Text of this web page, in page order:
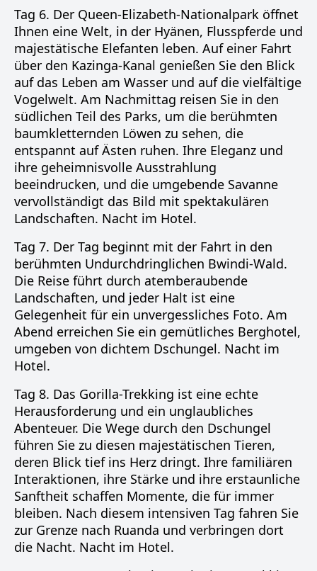
Tag 6. Der Queen-Elizabeth-Nationalpark öffnet
Ihnen eine Welt, in der Hyänen, Flusspferde und
majestätische Elefanten leben. Auf einer Fahrt
über den Kazinga-Kanal genießen Sie den Blick
auf das Leben am Wasser und auf die vielfältige
Vogelwelt. Am Nachmittag reisen Sie in den
südlichen Teil des Parks, um die berühmten
baumkletternden Löwen zu sehen, die
entspannt auf Ästen ruhen. Ihre Eleganz und
ihre geheimnisvolle Ausstrahlung
beeindrucken, und die umgebende Savanne
vervollständigt das Bild mit spektakulären
Landschaften. Nacht im Hotel.
Tag 7. Der Tag beginnt mit der Fahrt in den
berühmten Undurchdringlichen Bwindi-Wald.
Die Reise führt durch atemberaubende
Landschaften, und jeder Halt ist eine
Gelegenheit für ein unvergessliches Foto. Am
Abend erreichen Sie ein gemütliches Berghotel,
umgeben von dichtem Dschungel. Nacht im
Hotel.
Tag 8. Das Gorilla-Trekking ist eine echte
Herausforderung und ein unglaubliches
Abenteuer. Die Wege durch den Dschungel
führen Sie zu diesen majestätischen Tieren,
deren Blick tief ins Herz dringt. Ihre familiären
Interaktionen, ihre Stärke und ihre erstaunliche
Sanftheit schaffen Momente, die für immer
bleiben. Nach diesem intensiven Tag fahren Sie
zur Grenze nach Ruanda und verbringen dort
die Nacht. Nacht im Hotel.